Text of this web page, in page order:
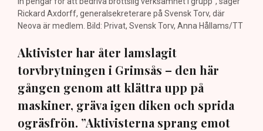
Rickard Axdorff, generalsekreterare på Svensk Torv, där
Neova är medlem. Bild: Privat, Svensk Torv, Anna Hållams/TT
Aktivister har åter lamslagit
torvbrytningen i Grimsås – den här
gången genom att klättra upp på
maskiner, gräva igen diken och sprida
ogräsfrön. ”Aktivisterna sprang emot